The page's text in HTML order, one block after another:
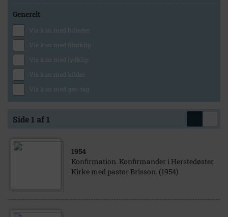
Generelt
Vis kun med billeder
Vis kun med filmklip
Vis kun med lydklip
Vis kun med kilder
Vis kun med geo-tag
Side 1 af 1
1954
Konfirmation. Konfirmander i Herstedøster
Kirke med pastor Brisson. (1954)